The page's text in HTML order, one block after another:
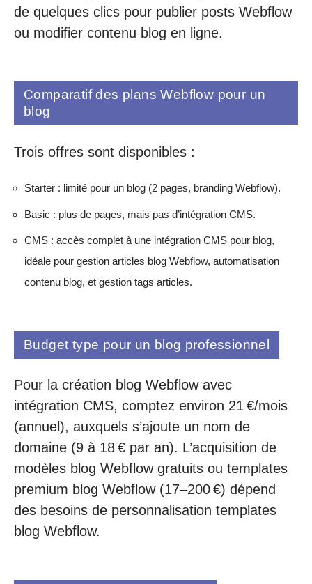
de quelques clics pour publier posts Webflow
ou modifier contenu blog en ligne.
Comparatif des plans Webflow pour un
blog
Trois offres sont disponibles :
Starter : limité pour un blog (2 pages, branding Webflow).
Basic : plus de pages, mais pas d’intégration CMS.
CMS : accès complet à une intégration CMS pour blog,
idéale pour gestion articles blog Webflow, automatisation
contenu blog, et gestion tags articles.
Budget type pour un blog professionnel
Pour la création blog Webflow avec
intégration CMS, comptez environ 21 €/mois
(annuel), auxquels s’ajoute un nom de
domaine (9 à 18 € par an). L’acquisition de
modèles blog Webflow gratuits ou templates
premium blog Webflow (17–200 €) dépend
des besoins de personnalisation templates
blog Webflow.